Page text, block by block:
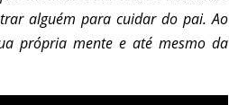
alguém para cuidar do pai. Ao
própria mente e até mesmo da